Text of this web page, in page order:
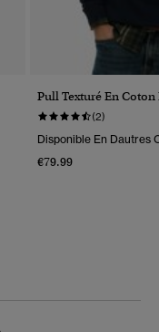
Pull Texturé En Coton
(2)
Disponible En Dautres
€79.99